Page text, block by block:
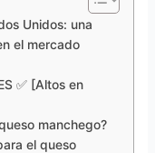
Unidos: una
el mercado
✅ [Altos en
manchego?
el queso